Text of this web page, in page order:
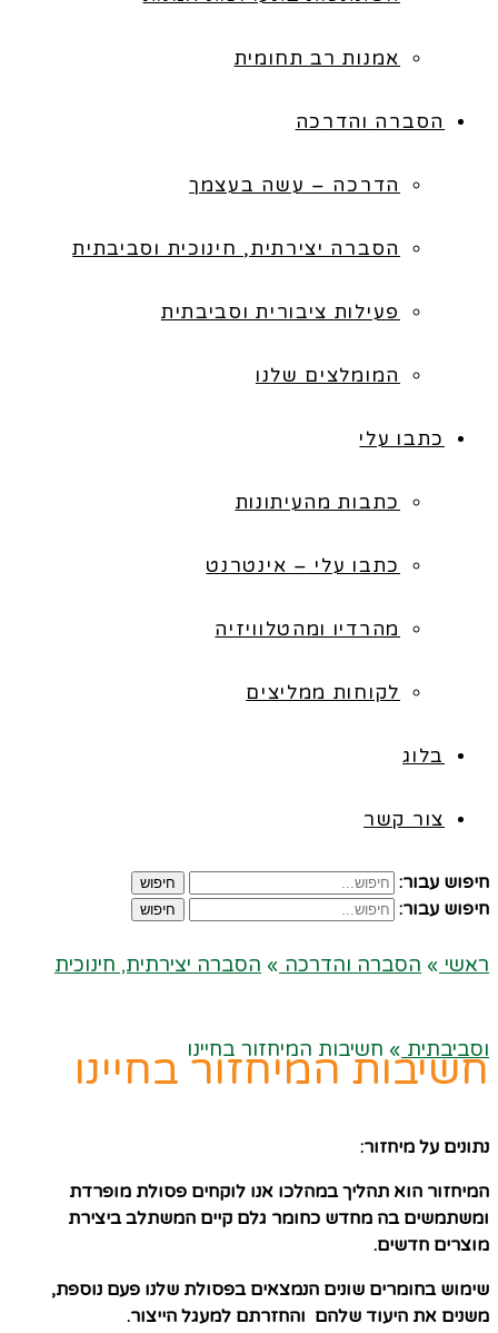
אמנות רב תחומית
הסברה והדרכה
הדרכה – עשה בעצמך
הסברה יצירתית, חינוכית וסביבתית
פעילות ציבורית וסביבתית
המומלצים שלנו
כתבו עלי
כתבות מהעיתונות
כתבו עלי – אינטרנט
מהרדיו ומהטלוויזיה
לקוחות ממליצים
בלוג
צור קשר
חיפוש עבור: חיפוש
חיפוש עבור: חיפוש
ראשי » הסברה והדרכה » הסברה יצירתית, חינוכית
וסביבתית » חשיבות המיחזור בחיינו
חשיבות המיחזור בחיינו
נתונים על מיחזור:
המיחזור הוא תהליך במהלכו אנו לוקחים פסולת מופרדת
ומשתמשים בה מחדש כחומר גלם קיים המשתלב ביצירת
מוצרים חדשים.
שימוש בחומרים שונים הנמצאים בפסולת שלנו פעם נוספת,
משנים את היעוד שלהם והחזרתם למעגל הייצור.